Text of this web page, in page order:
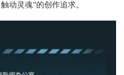
动灵魂”的创作追求。